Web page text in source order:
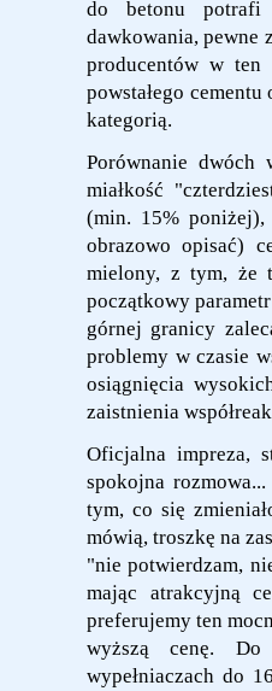
do betonu potrafi
dawkowania, pewne
producentów w ten
powstałego
kategorią.
Porównanie
miałkość
(min. 15%
obrazowo opisać)
mielony, z tym, że
początkowy
górnej granicy
problemy w czasie
osiągnięcia
zaistnienia
Oficjalna impreza,
spokojna
tym, co się
mówią, troszkę na
"nie potwierdzam,
mając atrakcyjną
preferujemy ten
wyższą cenę. Do
wypełniaczach do